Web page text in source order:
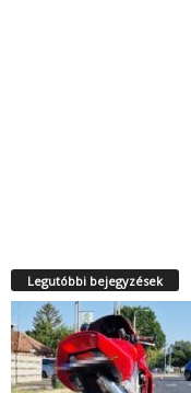
Legutóbbi bejegyzések